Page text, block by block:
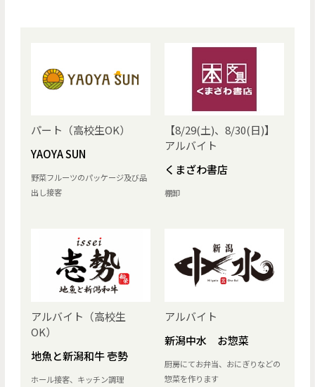
パート（高校生OK）
YAOYA SUN
野菜フルーツのパッケージ及び品
出し接客
【8/29(土)、8/30(日)】
アルバイト
くまざわ書店
棚卸
アルバイト（高校生
OK）
地魚と新潟和牛 壱勢
ホール接客、キッチン調理
アルバイト
新潟中水 お惣菜
厨房にてお弁当、おにぎりなどの
惣菜を作ります